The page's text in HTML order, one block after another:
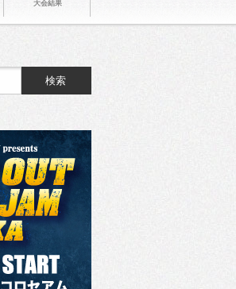
大会結果